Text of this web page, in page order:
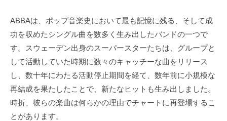
i
g
a
s
y
a
の
コ
メ
ン
ABBAは、ポップ音楽史において最も記憶に残る、そして成
功を収めたシングル曲を数多く生み出したバンドの一つで
す。スウェーデン出身のスーパースターたちは、グループと
して活動していた時期に数々のキャッチーな曲をリリース
し、数十年にわたる活動停止期間を経て、数年前に小規模な
再結成を果たしたことで、新たなヒットも生み出しました。
時折、彼らの楽曲は何らかの理由でチャートに再登場するこ
とがあります。